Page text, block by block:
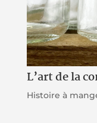
L’art de la
Histoire à